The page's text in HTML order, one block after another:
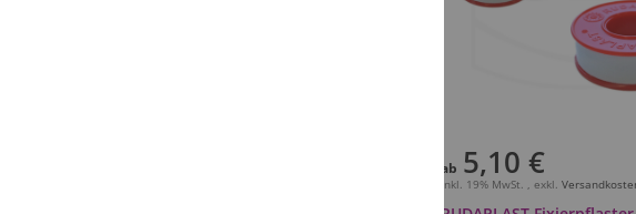
ab 5,10 €
Inkl. 19% MwSt. , exkl.